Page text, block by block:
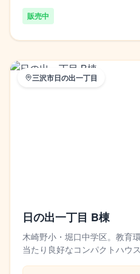
販売中
三沢市日の出一丁目
日の出一丁目 B棟
木崎野小・堀口中学区。教育
当たり良好なコンパクトハウス